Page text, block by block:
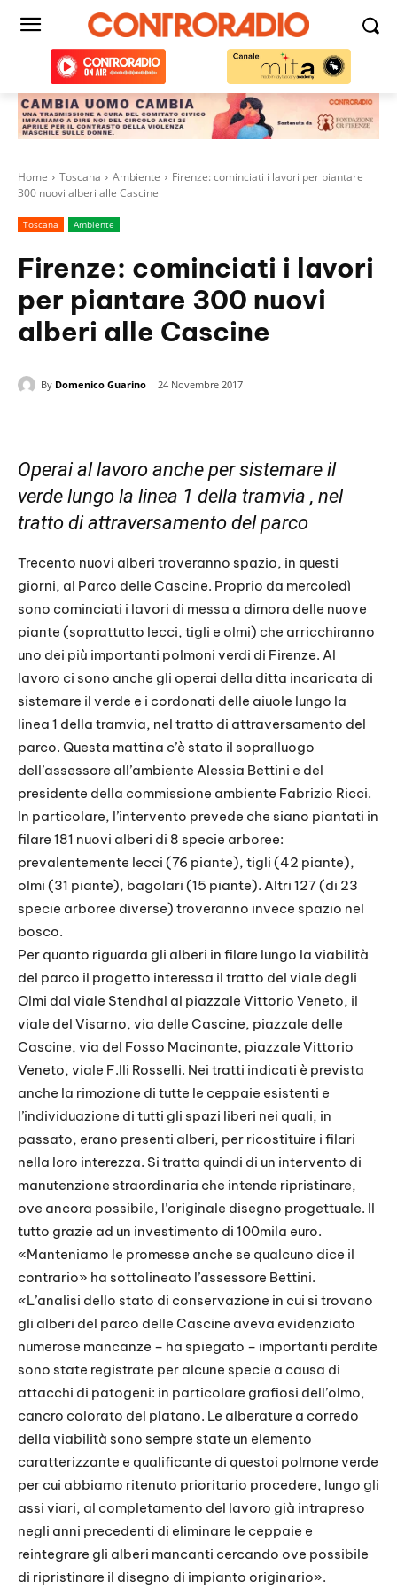
Home Toscana Ambiente
Firenze: cominciati i lavori per piantare
300 nuovi alberi alle Cascine
Toscana Ambiente
Firenze: cominciati i lavori
per piantare 300 nuovi
alberi alle Cascine
By Domenico Guarino 24 Novembre 2017
Operai al lavoro anche per sistemare il
verde lungo la linea 1 della tramvia , nel
tratto di attraversamento del parco
Trecento nuovi alberi troveranno spazio, in questi
giorni, al Parco delle Cascine. Proprio da mercoledì
sono cominciati i lavori di messa a dimora delle nuove
piante (soprattutto lecci, tigli e olmi) che arricchiranno
uno dei più importanti polmoni verdi di Firenze. Al
lavoro ci sono anche gli operai della ditta incaricata di
sistemare il verde e i cordonati delle aiuole lungo la
linea 1 della tramvia, nel tratto di attraversamento del
parco. Questa mattina c’è stato il sopralluogo
dell’assessore all’ambiente Alessia Bettini e del
presidente della commissione ambiente Fabrizio Ricci.
In particolare, l’intervento prevede che siano piantati in
filare 181 nuovi alberi di 8 specie arboree:
prevalentemente lecci (76 piante), tigli (42 piante),
olmi (31 piante), bagolari (15 piante). Altri 127 (di 23
specie arboree diverse) troveranno invece spazio nel
bosco.
Per quanto riguarda gli alberi in filare lungo la viabilità
del parco il progetto interessa il tratto del viale degli
Olmi dal viale Stendhal al piazzale Vittorio Veneto, il
viale del Visarno, via delle Cascine, piazzale delle
Cascine, via del Fosso Macinante, piazzale Vittorio
Veneto, viale F.lli Rosselli. Nei tratti indicati è prevista
anche la rimozione di tutte le ceppaie esistenti e
l’individuazione di tutti gli spazi liberi nei quali, in
passato, erano presenti alberi, per ricostituire i filari
nella loro interezza. Si tratta quindi di un intervento di
manutenzione straordinaria che intende ripristinare,
ove ancora possibile, l’originale disegno progettuale. Il
tutto grazie ad un investimento di 100mila euro.
«Manteniamo le promesse anche se qualcuno dice il
contrario» ha sottolineato l’assessore Bettini.
«L’analisi dello stato di conservazione in cui si trovano
gli alberi del parco delle Cascine aveva evidenziato
numerose mancanze – ha spiegato – importanti perdite
sono state registrate per alcune specie a causa di
attacchi di patogeni: in particolare grafiosi dell’olmo,
cancro colorato del platano. Le alberature a corredo
della viabilità sono sempre state un elemento
caratterizzante e qualificante di questoi polmone verde
per cui abbiamo ritenuto prioritario procedere, lungo gli
assi viari, al completamento del lavoro già intrapreso
negli anni precedenti di eliminare le ceppaie e
reintegrare gli alberi mancanti cercando ove possibile
di ripristinare il disegno di impianto originario».